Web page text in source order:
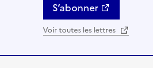
S’abonner
Voir toutes les lettres